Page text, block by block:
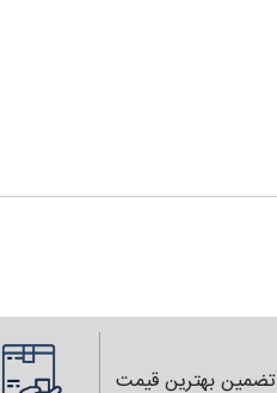
تضمین بهترین قیمت